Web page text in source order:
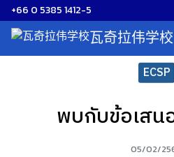
Skip
to
content
+66 0 5385 1412-5
瓦奇拉伟学校
Search
for:
ECSP
พบกับข้อเสน
05/02/